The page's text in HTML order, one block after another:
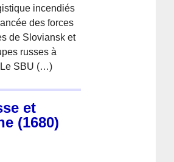
incendiés
des forces
de Sloviansk et
russes à
Le SBU (…)
et
(1680)